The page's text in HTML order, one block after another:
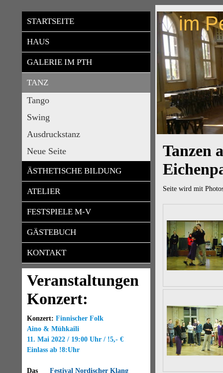
STARTSEITE
HAUS
GALERIE IM PTH
TANZ
Tango
Swing
Ausdruckstanz
Neue Seite
ÄSTHETISCHE BILDUNG
ATELIER
FESTSPIELE M-V
GÄSTEBUCH
KONTAKT
Veranstaltungen
Konzert:
Konzert: Finnischer Folk
Aino & Mühkaili
11. Mai 2022 / 19:00 Uhr / !5,- €
Einlass ab !8:Uhr
Das Festival Nordischer Klang
im
Tanzen
Seite wird mit